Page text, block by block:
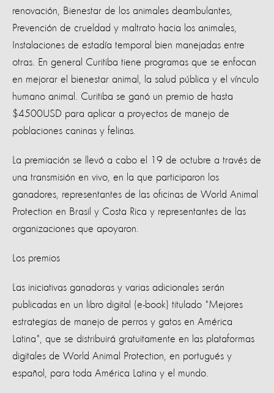
renovación, Bienestar de los animales deambulantes,
Prevención de crueldad y maltrato hacia los animales,
Instalaciones de estadía temporal bien manejadas entre
otras. En general Curitiba tiene programas que se enfocan
en mejorar el bienestar animal, la salud pública y el vínculo
humano animal. Curitiba se ganó un premio de hasta
$4500USD para aplicar a proyectos de manejo de
poblaciones caninas y felinas.
La premiación se llevó a cabo el 19 de octubre a través de
una transmisión en vivo, en la que participaron los
ganadores, representantes de las oficinas de World Animal
Protection en Brasil y Costa Rica y representantes de las
organizaciones que apoyaron.
Los premios
Las iniciativas ganadoras y varias adicionales serán
publicadas en un libro digital (e-book) titulado "Mejores
estrategias de manejo de perros y gatos en América
Latina", que se distribuirá gratuitamente en las plataformas
digitales de World Animal Protection, en portugués y
español, para toda América Latina y el mundo.